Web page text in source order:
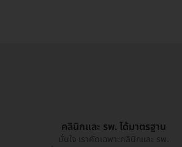
คลินิกและ รพ. ได้มาตรฐาน
มั่นใจ เราคัดเฉพาะคลินิกและ รพ.